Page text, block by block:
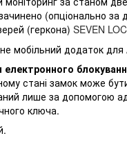
(опціонально за
(геркона) SEVEN
мобільний додаток для
електронного
стані замок може
лише за допомогою
ключа.